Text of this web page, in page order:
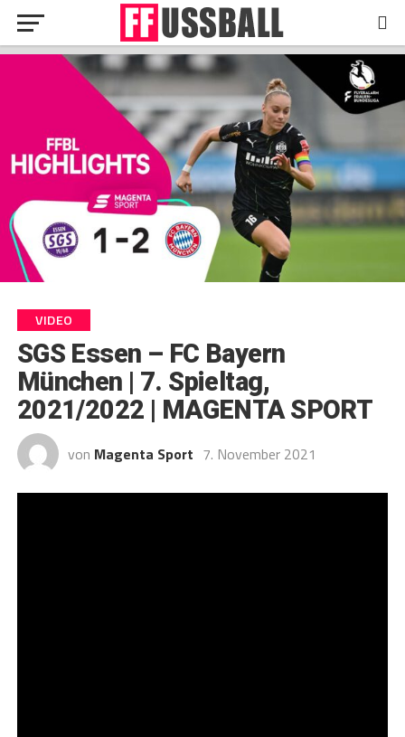
VIDEO
SGS Essen – FC Bayern
München | 7. Spieltag,
2021/2022 | MAGENTA SPORT
von Magenta Sport 7. November 2021